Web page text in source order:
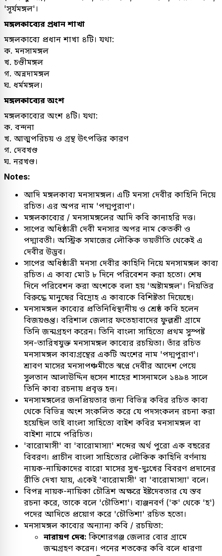
'সূর্যমঙ্গল'।
মঙ্গলকাব্যের প্রধান শাখা
মঙ্গলকাব্যে প্রধান শাখা ৪টি। যথা:
ক. মনসামঙ্গল
খ. চণ্ডীমঙ্গল
গ. অন্নদামঙ্গল
ঘ. ধর্মমঙ্গল।
মঙ্গলকাব্যের অংশ
মঙ্গলকাব্যের অংশ ৪টি। যথা:
ক. বন্দনা
খ. আত্মপরিচয় ও গ্রন্থ উৎপত্তির কারণ
গ. দেবখণ্ড
ঘ. নরখণ্ড।
Notes:
আদি মঙ্গলকাব্য মনসামঙ্গল। এটি মনসা দেবীর কাহিনি নিয়ে
রচিত। এর অপর নাম 'পদ্মপুরাণ'।
মঙ্গলকাব্যের / মনসামঙ্গলের আদি কবি কানাহরি দত্ত।
সাপের অধিষ্ঠাত্রী দেবী মনসার অপর নাম কেতকী ও
পদ্মাবতী। অস্ট্রিক সমাজের লৌকিক ভয়ভীতি থেকেই এ
দেবীর উদ্ভব।
সাপের অধিষ্ঠাত্রী মনসা দেবীর কাহিনি নিয়ে মনসামঙ্গল কাব্য
রচিত। এ কাব্য মোট ৮ দিনে পরিবেশন করা হতো। শেষ
দিনে পরিবেশন করা অংশকে বলা হয় 'অষ্টামঙ্গল'। নিয়তির
বিরুদ্ধে মানুষের বিদ্রোহ এ কাব্যকে বিশিষ্টতা দিয়েছে।
মনসামঙ্গল কাব্যের প্রতিনিধিস্থানীয় ও শ্রেষ্ঠ কবি হলেন
বিজয়গুপ্ত। বরিশাল জেলার ফতেহাবাদের ফুল্লশ্রী গ্রামে
তিনি জন্মগ্রহণ করেন। তিনি বাংলা সাহিত্যে প্রথম সুস্পষ্ট
সন-তারিখযুক্ত মনসামঙ্গল কাব্যের রচয়িতা। তাঁর রচিত
মনসামঙ্গল কাব্যগ্রন্থের একটি অংশের নাম 'পদ্মপুরাণ'।
শ্রাবণ মাসের মনসাপঞ্চমীতে স্বপ্নে দেবীর আদেশ পেয়ে
সুলতান আলাউদ্দিন হুসেন শাহের শাসনামলে ১৪৯৪ সালে
তিনি কাব্য রচনায় প্রবৃত্ত হন।
মনসামঙ্গলের জনপ্রিয়তার জন্য বিভিন্ন কবির রচিত কাব্য
থেকে বিভিন্ন অংশ সংকলিত করে যে পদসংকলন রচনা করা
হয়েছিল তাই বাংলা সাহিত্যে বাইশ কবির মনসামঙ্গল বা
বাইশা নামে পরিচিত।
'বারোমাসী' বা 'বারোমাস্যা' শব্দের অর্থ পুরো এক বছরের
বিবরণ। প্রাচীন বাংলা সাহিত্যের লৌকিক কাহিনি বর্ণনায়
নায়ক-নায়িকাদের বারো মাসের সুখ-দুঃখের বিবরণ প্রদানের
রীতি দেখা যায়, একেই 'বারোমাসী' বা 'বারোমাস্যা' বলে।
বিপন্ন নায়ক-নায়িকা চৌত্রিশ অক্ষরে ইষ্টদেবতার যে স্তব
রচনা করে, তাকে বলে 'চৌতিশা'। ব্যঞ্জনবর্ণ ('ক' থেকে 'হ')
পদের আদিতে প্রয়োগ করে 'চৌতিশা' রচিত হতো।
মনসামঙ্গল কাব্যের অন্যান্য কবি / রচয়িতা:
নারায়ণ দেব: কিশোরগঞ্জ জেলার বোর গ্রামে
জন্মগ্রহণ করেন। পনের শতকের কবি বলে ধারণা